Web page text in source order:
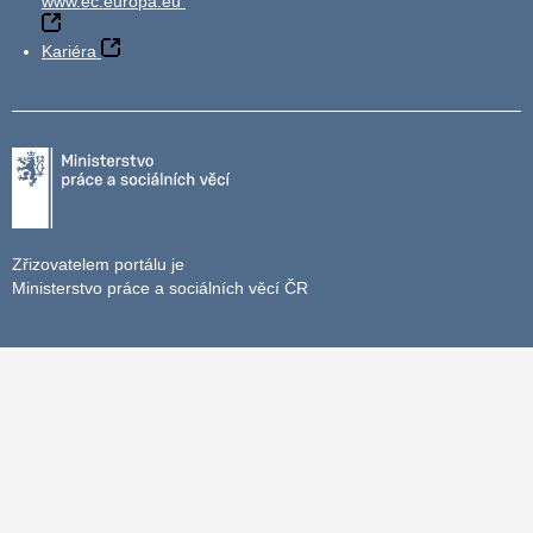
Kariéra
Zřizovatelem portálu je
Ministerstvo práce a sociálních věcí ČR